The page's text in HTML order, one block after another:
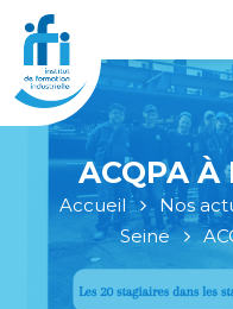
ACQPA À
Accueil Nos
Seine